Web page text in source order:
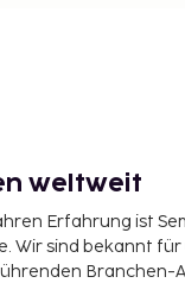
weltweit
Erfahrung ist
Wir sind bekannt
Branchen-